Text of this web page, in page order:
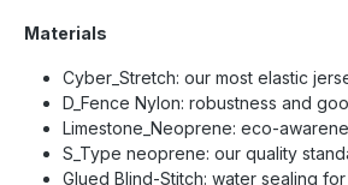
Materials
Cyber_Stretch: our most elastic
D_Fence Nylon: robustness and
Limestone_Neoprene: eco-
S_Type neoprene: our quality
Glued Blind-Stitch: water sealing for